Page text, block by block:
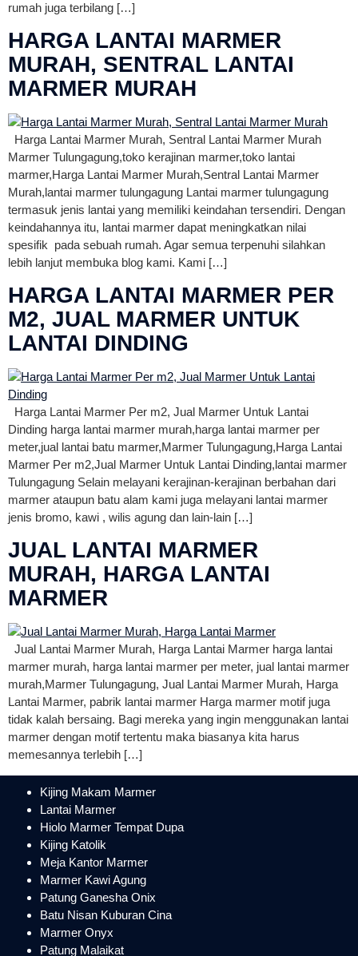
rumah juga terbilang […]
HARGA LANTAI MARMER
MURAH, SENTRAL LANTAI
MARMER MURAH
Harga Lantai Marmer Murah, Sentral Lantai Marmer Murah
Marmer Tulungagung,toko kerajinan marmer,toko lantai
marmer,Harga Lantai Marmer Murah,Sentral Lantai Marmer
Murah,lantai marmer tulungagung Lantai marmer tulungagung
termasuk jenis lantai yang memiliki keindahan tersendiri. Dengan
keindahannya itu, lantai marmer dapat meningkatkan nilai
spesifik pada sebuah rumah. Agar semua terpenuhi silahkan
lebih lanjut membuka blog kami. Kami […]
HARGA LANTAI MARMER PER
M2, JUAL MARMER UNTUK
LANTAI DINDING
Harga Lantai Marmer Per m2, Jual Marmer Untuk Lantai
Dinding harga lantai marmer murah,harga lantai marmer per
meter,jual lantai batu marmer,Marmer Tulungagung,Harga Lantai
Marmer Per m2,Jual Marmer Untuk Lantai Dinding,lantai marmer
Tulungagung Selain melayani kerajinan-kerajinan berbahan dari
marmer ataupun batu alam kami juga melayani lantai marmer
jenis bromo, kawi , wilis agung dan lain-lain […]
JUAL LANTAI MARMER
MURAH, HARGA LANTAI
MARMER
Jual Lantai Marmer Murah, Harga Lantai Marmer harga lantai
marmer murah, harga lantai marmer per meter, jual lantai marmer
murah,Marmer Tulungagung, Jual Lantai Marmer Murah, Harga
Lantai Marmer, pabrik lantai marmer Harga marmer motif juga
tidak kalah bersaing. Bagi mereka yang ingin menggunakan lantai
marmer dengan motif tertentu maka biasanya kita harus
memesannya terlebih […]
Kijing Makam Marmer
Lantai Marmer
Hiolo Marmer Tempat Dupa
Kijing Katolik
Meja Kantor Marmer
Marmer Kawi Agung
Patung Ganesha Onix
Batu Nisan Kuburan Cina
Marmer Onyx
Patung Malaikat